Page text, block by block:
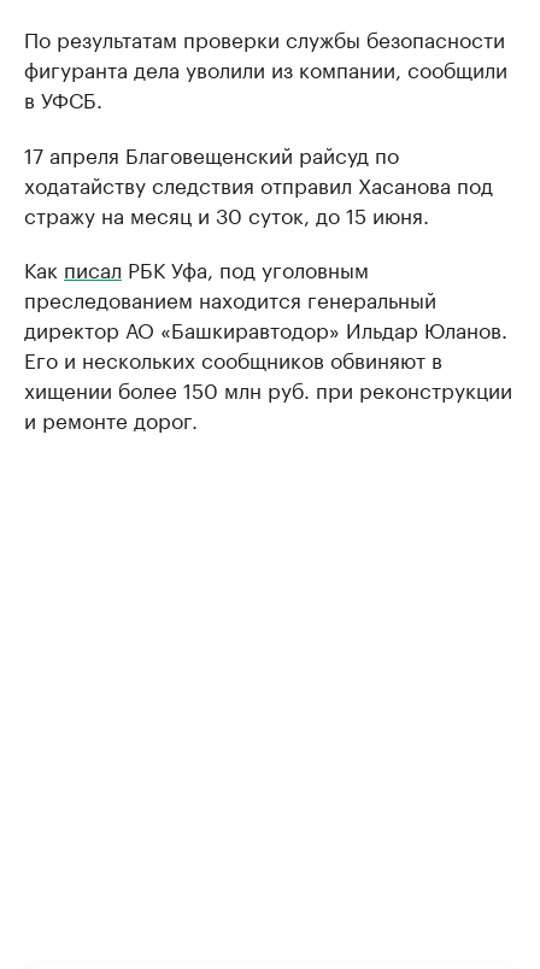
По результатам проверки службы безопасности
фигуранта дела уволили из компании, сообщили
в УФСБ.
17 апреля Благовещенский райсуд по
ходатайству следствия отправил Хасанова под
стражу на месяц и 30 суток, до 15 июня.
Как писал РБК Уфа, под уголовным
преследованием находится генеральный
директор АО «Башкиравтодор» Ильдар Юланов.
Его и нескольких сообщников обвиняют в
хищении более 150 млн руб. при реконструкции
и ремонте дорог.